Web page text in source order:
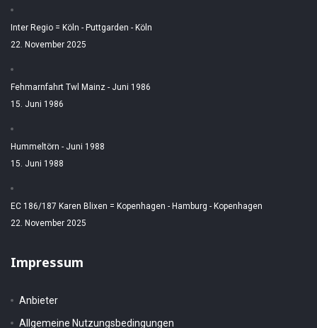
Inter Regio = Köln - Puttgarden - Köln
22. November 2025
Fehmarnfahrt Twl Mainz - Juni 1986
15. Juni 1986
Hummeltörn - Juni 1988
15. Juni 1988
EC 186/187 Karen Blixen = Kopenhagen - Hamburg - Kopenhagen
22. November 2025
Impressum
Anbieter
Allgemeine Nutzungsbedingungen